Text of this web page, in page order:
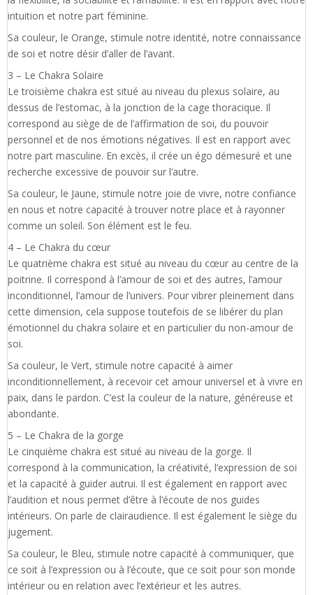
intuition et notre part féminine.
Sa couleur, le Orange, stimule notre identité, notre connaissance
de soi et notre désir d’aller de l’avant.
3 – Le Chakra Solaire
Le troisième chakra est situé au niveau du plexus solaire, au
dessus de l’estomac, à la jonction de la cage thoracique. Il
correspond au siège de de l’affirmation de soi, du pouvoir
personnel et de nos émotions négatives. Il est en rapport avec
notre part masculine. En excès, il crée un égo démesuré et une
recherche excessive de pouvoir sur l’autre.
Sa couleur, le Jaune, stimule notre joie de vivre, notre confiance
en nous et notre capacité à trouver notre place et à rayonner
comme un soleil. Son élément est le feu.
4 – Le Chakra du cœur
Le quatrième chakra est situé au niveau du cœur au centre de la
poitrine. Il correspond à l’amour de soi et des autres, l’amour
inconditionnel, l’amour de l’univers. Pour vibrer pleinement dans
cette dimension, cela suppose toutefois de se libérer du plan
émotionnel du chakra solaire et en particulier du non-amour de
soi.
Sa couleur, le Vert, stimule notre capacité à aimer
inconditionnellement, à recevoir cet amour universel et à vivre en
paix, dans le pardon. C’est la couleur de la nature, généreuse et
abondante.
5 – Le Chakra de la gorge
Le cinquième chakra est situé au niveau de la gorge. Il
correspond à la communication, la créativité, l’expression de soi
et la capacité à guider autrui. Il est également en rapport avec
l’audition et nous permet d’être à l’écoute de nos guides
intérieurs. On parle de clairaudience. Il est également le siège du
jugement.
Sa couleur, le Bleu, stimule notre capacité à communiquer, que
ce soit à l’expression ou à l’écoute, que ce soit pour son monde
intérieur ou en relation avec l’extérieur et les autres.